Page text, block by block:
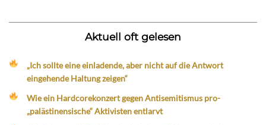
Aktuell oft gelesen
„Ich sollte eine einladende, aber nicht auf die Antwort
eingehende Haltung zeigen“
Wie ein Hardcorekonzert gegen Antisemitismus pro-
„palästinensische“ Aktivisten entlarvt